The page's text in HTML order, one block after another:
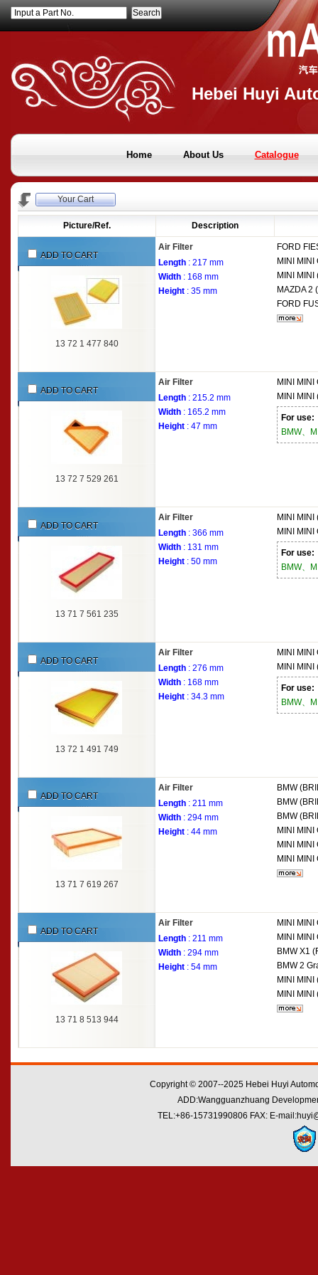
Input a Part No.
Hebei Huyi
Home About Us Catalogue
Your Cart
Picture/Ref. Description
ADD TO CART
13 72 1 477 840
Air Filter
Length : 217 mm
Width : 168 mm
Height : 35 mm
FORD
MINI
MINI
MINI
MINI
MAZDA2
FORD
ADD TO CART
13 72 7 529 261
Air Filter
Length : 215.2 mm
Width : 165.2 mm
Height : 47 mm
MINI
MINI
MINI
MINI
For use:
BMW、
ADD TO CART
13 71 7 561 235
Air Filter
Length : 366 mm
Width : 131 mm
Height : 50 mm
MINI
MINI
MINI
MINI
For use:
BMW、
ADD TO CART
13 72 1 491 749
Air Filter
Length : 276 mm
Width : 168 mm
Height : 34.3 mm
MINI
MINI
MINI
MINI
For use:
BMW、
ADD TO CART
13 71 7 619 267
Air Filter
Length : 211 mm
Width : 294 mm
Height : 44 mm
BMW
BMW
BMW
MINI
MINI
MINI
MINI
MINI
MINI
ADD TO CART
13 71 8 513 944
Air Filter
Length : 211 mm
Width : 294 mm
Height : 54 mm
MINI
MINI
MINI
MINI
BMWX1
BMW2
MINI
MINI
MINI
MINI
Copyright © 2007--2025 Hebei Huyi
ADD:Wangguanzhuang
TEL:+86-15731990806 FAX: E-